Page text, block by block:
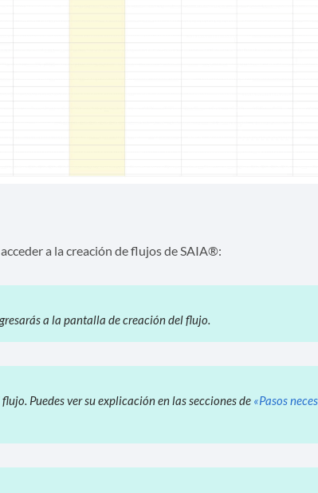
a la creación de flujos de SAIA®:
a la pantalla de creación del flujo.
Puedes ver su explicación en las secciones de «Pasos